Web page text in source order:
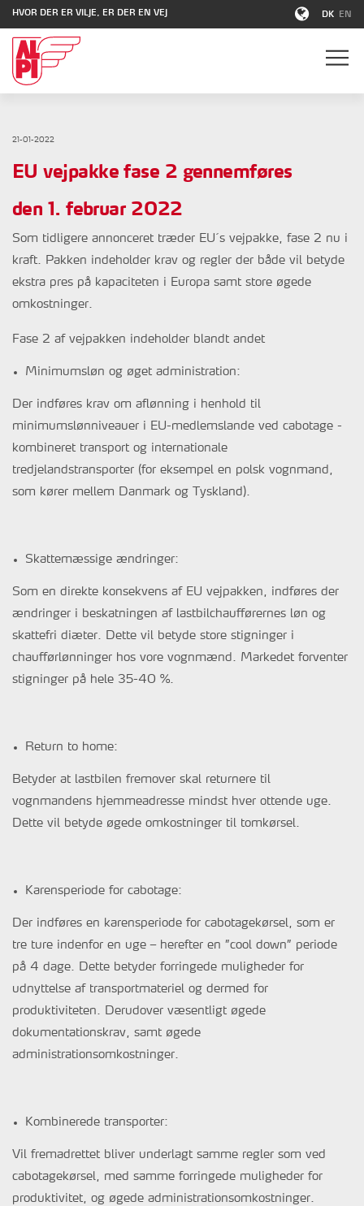
HVOR DER ER VILJE, ER DER EN VEJ DK EN
21-01-2022
EU vejpakke fase 2 gennemføres
den 1. februar 2022
Som tidligere annonceret træder EU´s vejpakke, fase 2 nu i
kraft. Pakken indeholder krav og regler der både vil betyde
ekstra pres på kapaciteten i Europa samt store øgede
omkostninger.
Fase 2 af vejpakken indeholder blandt andet
Minimumsløn og øget administration:
Der indføres krav om aflønning i henhold til
minimumslønniveauer i EU-medlemslande ved cabotage -
kombineret transport og internationale
tredjelandstransporter (for eksempel en polsk vognmand,
som kører mellem Danmark og Tyskland).
Skattemæssige ændringer:
Som en direkte konsekvens af EU vejpakken, indføres der
ændringer i beskatningen af lastbilchaufførernes løn og
skattefri diæter. Dette vil betyde store stigninger i
chaufførlønninger hos vore vognmænd. Markedet forventer
stigninger på hele 35-40 %.
Return to home:
Betyder at lastbilen fremover skal returnere til
vognmandens hjemmeadresse mindst hver ottende uge.
Dette vil betyde øgede omkostninger til tomkørsel.
Karensperiode for cabotage:
Der indføres en karensperiode for cabotagekørsel, som er
tre ture indenfor en uge – herefter en ”cool down” periode
på 4 dage. Dette betyder forringede muligheder for
udnyttelse af transportmateriel og dermed for
produktiviteten. Derudover væsentligt øgede
dokumentationskrav, samt øgede
administrationsomkostninger.
Kombinerede transporter:
Vil fremadrettet bliver underlagt samme regler som ved
cabotagekørsel, med samme forringede muligheder for
produktivitet, og øgede administrationsomkostninger.